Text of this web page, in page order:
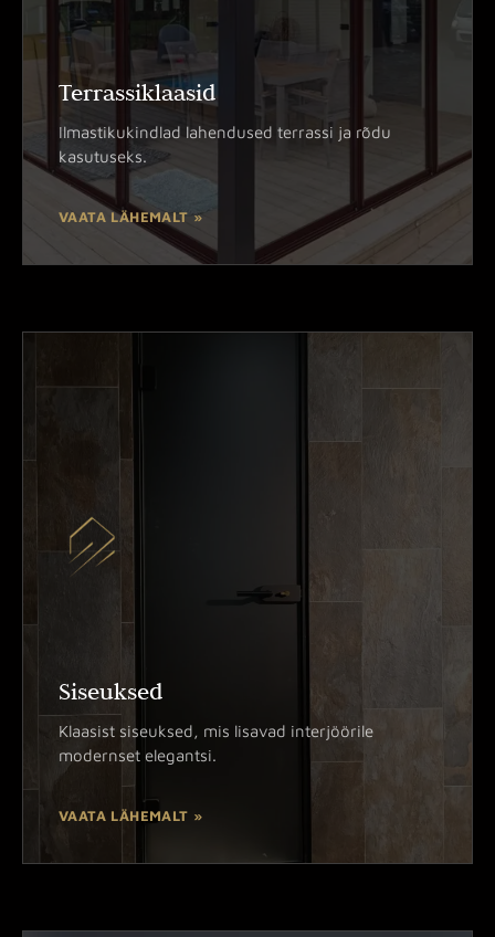
Terrassiklaasid
Ilmastikukindlad lahendused terrassi ja rõdu
kasutuseks.
VAATA LÄHEMALT »
Siseuksed
Klaasist siseuksed, mis lisavad interjöörile
modernset elegantsi.
VAATA LÄHEMALT »